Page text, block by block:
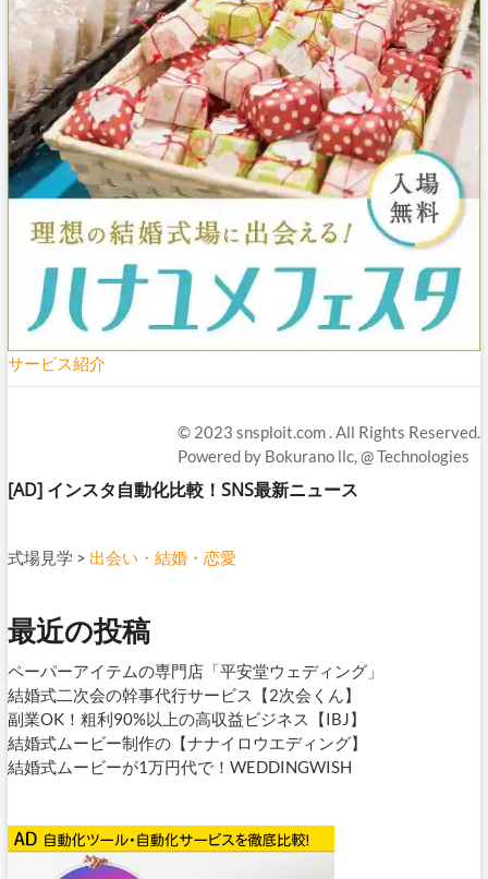
サービス紹介
© 2023snsploit.com. All Rights Reserved.
Powered by Bokurano llc,@ Technologies
[AD] インスタ自動化比較！SNS最新ニュース
式場見学 > 出会い・結婚・恋愛
最近の投稿
ペーパーアイテムの専門店「平安堂ウェディング」
結婚式二次会の幹事代行サービス【2次会くん】
副業OK！粗利90%以上の高収益ビジネス【IBJ】
結婚式ムービー制作の【ナナイロウエディング】
結婚式ムービーが1万円代で！WEDDINGWISH